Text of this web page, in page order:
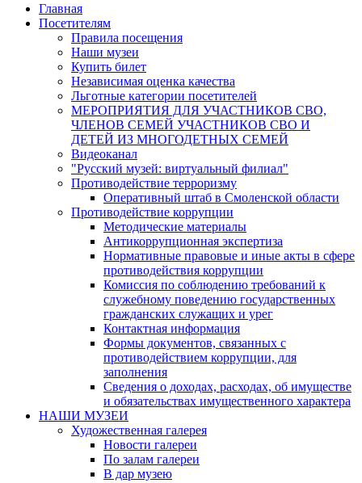
Главная
Посетителям
Правила посещения
Наши музеи
Купить билет
Независимая оценка качества
Льготные категории посетителей
МЕРОПРИЯТИЯ ДЛЯ УЧАСТНИКОВ СВО,
ЧЛЕНОВ СЕМЕЙ УЧАСТНИКОВ СВО И
ДЕТЕЙ ИЗ МНОГОДЕТНЫХ СЕМЕЙ
Видеоканал
"Русский музей: виртуальный филиал"
Противодействие терроризму
Оперативный штаб в Смоленской области
Противодействие коррупции
Методические материалы
Антикоррупционная экспертиза
Нормативные правовые и иные акты в сфере
противодействия коррупции
Комиссия по соблюдению требований к
служебному поведению государственных
гражданских служащих и урег
Контактная информация
Формы документов, связанных с
противодействием коррупции, для
заполнения
Сведения о доходах, расходах, об имуществе
и обязательствах имущественного характера
НАШИ МУЗЕИ
Художественная галерея
Новости галереи
По залам галереи
В дар музею